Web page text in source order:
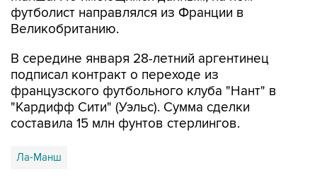
футболист направлялся из Франции в
Великобританию.
В середине января 28-летний аргентинец
подписал контракт о переходе из
французского футбольного клуба "Нант" в
"Кардифф Сити" (Уэльс). Сумма сделки
составила 15 млн фунтов стерлингов.
Ла-Манш